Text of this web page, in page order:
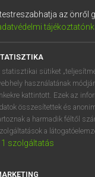
VAN
megtekintéséhez.
az önről
statisztikai sütiket
használatának
kattintott. Ezek az
összesítettek és
a harmadik féltől
a
1 szolgáltatás
DE CN FR ES IT NL
1 2 3
q w e
a s d
í y x